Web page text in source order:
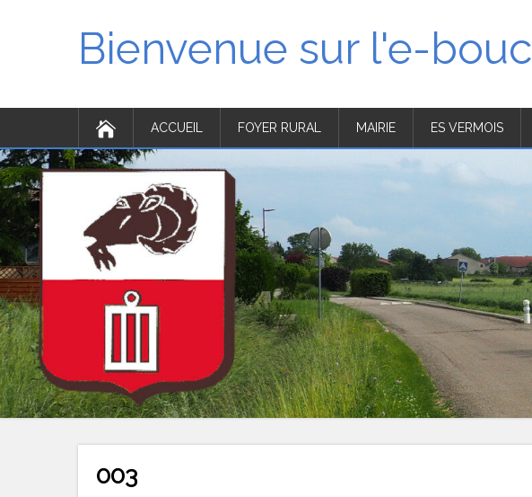
Bienvenue sur l'e-bouc
ACCUEIL FOYER RURAL MAIRIE ES VERMOIS
003